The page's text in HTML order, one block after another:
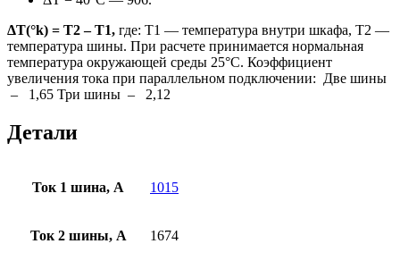
ΔT(°k) = T2 – T1, где: Т1 — температура внутри шкафа, Т2 —
температура шины. При расчете принимается нормальная
температура окружающей среды 25°С. Коэффициент
увеличения тока при параллельном подключении: Две шины
– 1,65 Три шины – 2,12
Детали
Ток 1 шина, А 1015
Ток 2 шины, А 1674